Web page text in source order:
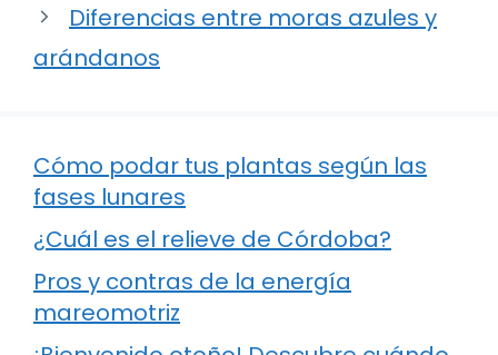
Diferencias entre moras azules y
arándanos
Cómo podar tus plantas según las
fases lunares
¿Cuál es el relieve de Córdoba?
Pros y contras de la energía
mareomotriz